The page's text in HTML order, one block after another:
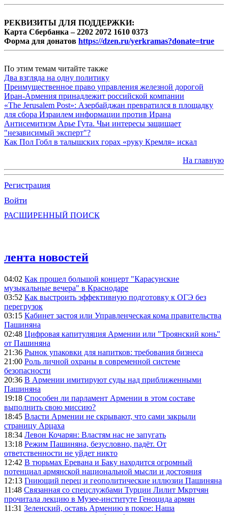
РЕКВИЗИТЫ ДЛЯ ПОДДЕРЖКИ:
Карта Сбербанка – 2202 2072 1610 0373
Форма для донатов https://dzen.ru/yerkramas?donate=true
По этим темам читайте также
Два взгляда на одну политику
Преимущественное право управления железной дорогой
Иран-Армения принадлежит российской компании
«The Jerusalem Post»: Азербайджан превратился в площадку
для сбора Израилем информации против Ирана
Антисемитизм Арье Гута. Чьи интересы защищает
"независимый эксперт"?
Как Пол Гобл в талышских горах «руку Кремля» искал
На главную
Регистрация
Войти
РАСШИРЕННЫЙ ПОИСК
лента новостей
04:02 Как прошел большой концерт "Карасунские
музыкальные вечера" в Краснодаре
03:52 Как выстроить эффективную подготовку к ОГЭ без
перегрузок
03:15 Кабинет застоя или Управленческая кома правительства
Пашиняна
02:48 Цифровая капитуляция Армении или "Троянский конь"
от Пашиняна
21:36 Рынок упаковки для напитков: требования бизнеса
21:00 Роль личной охраны в современной системе
безопасности
20:36 В Армении имитируют суды над приближенными
Пашиняна
19:18 Способен ли парламент Армении в этом составе
выполнить свою миссию?
18:45 Власти Армении не скрывают, что сами закрыли
страницу Арцаха
18:34 Левон Кочарян: Властям нас не запугать
13:18 Режим Пашиняна, безусловно, падёт. От
ответственности не уйдет никто
12:42 В тюрьмах Еревана и Баку находится огромный
потенциал армянской национальной мысли и достояния
12:13 Гниющий перец и геополитические иллюзии Пашиняна
11:48 Связанная со спецслужбами Турции Лилит Мкртчян
прочитала лекцию в Музее-институте Геноцида армян
11:31 Зеленский, оставь Армению в покое: Наша